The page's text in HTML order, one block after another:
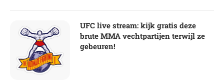
UFC live stream: kijk gratis deze
brute MMA vechtpartijen terwijl ze
gebeuren!